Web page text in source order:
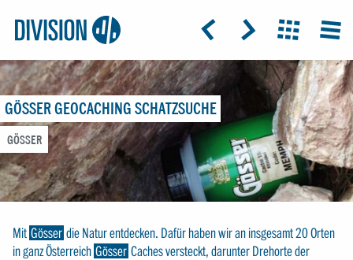
Logo:
Division4
ICON: ARROW-LEFT
ICON: ARROW-RIGHT
ICON:
GÖSSER GEOCACHING SCHATZSUCHE
GÖSSER
Mit Gösser die Natur entdecken. Dafür haben wir an insgesamt 20 Orten
in ganz Österreich Gösser Caches versteckt, darunter Drehorte der